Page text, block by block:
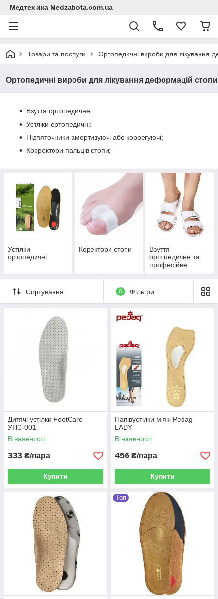
Медтехніка Medzabota.com.ua
Товари та послуги Ортопедичні вироби для лікування
Ортопедичні вироби для лікування деформацій стопи
Взуття ортопедичне;
Устліки ортопедичні;
Підпяточники амортизуючі або коррегуючі;
Корректори пальців стопи;
Устілки
ортопедичні
Коректори стопи
Взуття
ортопедичне та
професійне
Сортування 0 Фільтри
Дитячі устілки FootCare
УПС-001
В наявності
333 ₴/пара
Купити
Напівустілки м'які Pedag
LADY
В наявності
456 ₴/пара
Купити
Топ